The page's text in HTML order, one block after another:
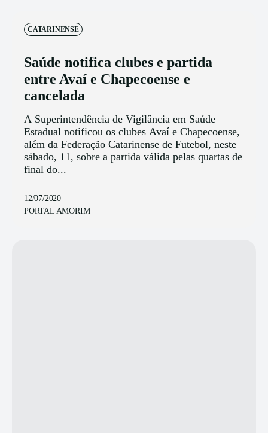
CATARINENSE
Saúde notifica clubes e partida
entre Avaí e Chapecoense e
cancelada
A Superintendência de Vigilância em Saúde
Estadual notificou os clubes Avaí e Chapecoense,
além da Federação Catarinense de Futebol, neste
sábado, 11, sobre a partida válida pelas quartas de
final do...
12/07/2020
PORTAL AMORIM